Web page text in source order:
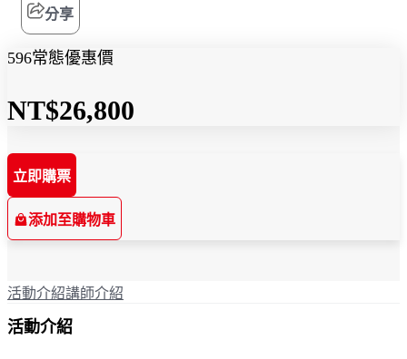
分享
596常態優惠價
NT$26,800
立即購票
添加至購物車
活動介紹講師介紹
活動介紹